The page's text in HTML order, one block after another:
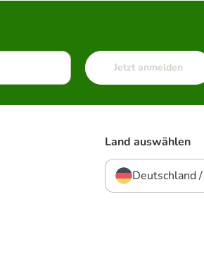
Jetzt anmelden
Land auswählen
Deutschland